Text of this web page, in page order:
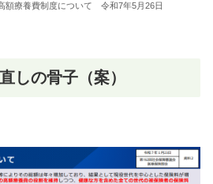
療養費制度について 令和7年5月26日
しの骨子（案）